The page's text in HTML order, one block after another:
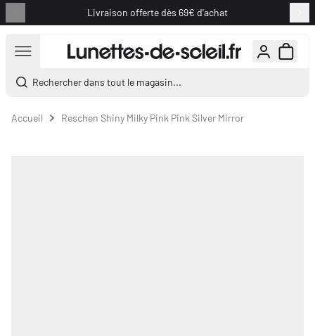
Livraison offerte dès 69€ d'achat
Rechercher dans tout le magasin...
Accueil Reschen Shiny Milky Pink Pink Silver Mirror